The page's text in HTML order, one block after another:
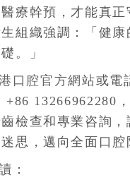
療幹預，才能真正
組織強調：「健
。」
口腔官方網站或電
+86 13266962280
檢查和專業咨詢，
思，邁向全面口腔
：